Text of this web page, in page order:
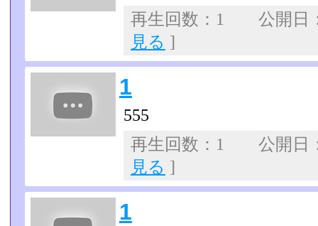
再生回数：1 公開
見る ]
1
555
再生回数：1 公開
見る ]
1